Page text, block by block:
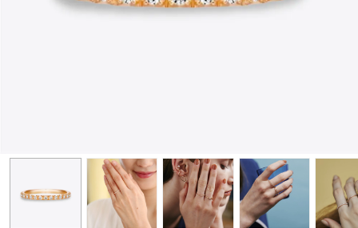
カテゴリー すべてのリング